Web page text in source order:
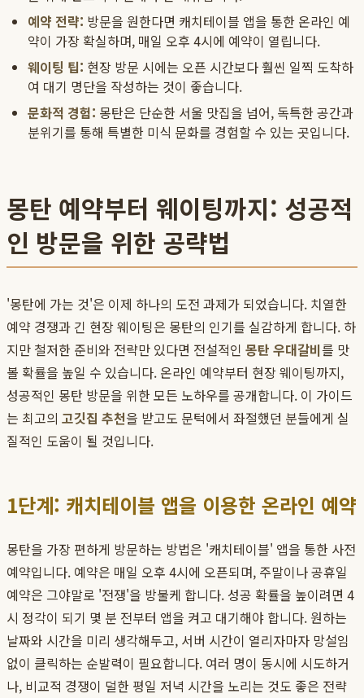
예약 전략: 방문을 원한다면 캐치테이블 앱을 통한 온라인 예
약이 가장 확실하며, 매일 오후 4시에 예약이 열립니다.
웨이팅 팁: 현장 방문 시에는 오픈 시간보다 훨씬 일찍 도착하
여 대기 명단을 작성하는 것이 좋습니다.
문화적 경험: 몽탄은 단순한 서울 맛집을 넘어, 독특한 공간과
분위기를 통해 특별한 미식 문화를 경험할 수 있는 곳입니다.
몽탄 예약부터 웨이팅까지: 성공적
인 방문을 위한 공략법
'몽탄에 가는 것'은 이제 하나의 도전 과제가 되었습니다. 치열한
예약 경쟁과 긴 현장 웨이팅은 몽탄의 인기를 실감하게 합니다. 하
지만 철저한 준비와 전략만 있다면 전설적인 몽탄 우대갈비를 맛
볼 확률을 높일 수 있습니다. 온라인 예약부터 현장 웨이팅까지,
성공적인 몽탄 방문을 위한 모든 노하우를 공개합니다. 이 가이드
는 최고의 고깃집 추천을 받고도 문턱에서 좌절했던 분들에게 실
질적인 도움이 될 것입니다.
1단계: 캐치테이블 앱을 이용한 온라인 예약
몽탄을 가장 편하게 방문하는 방법은 '캐치테이블' 앱을 통한 사전
예약입니다. 예약은 매일 오후 4시에 오픈되며, 주말이나 공휴일
예약은 그야말로 '전쟁'을 방불케 합니다. 성공 확률을 높이려면 4
시 정각이 되기 몇 분 전부터 앱을 켜고 대기해야 합니다. 원하는
날짜와 시간을 미리 생각해두고, 서버 시간이 열리자마자 망설임
없이 클릭하는 순발력이 필요합니다. 여러 명이 동시에 시도하거
나, 비교적 경쟁이 덜한 평일 저녁 시간을 노리는 것도 좋은 전략